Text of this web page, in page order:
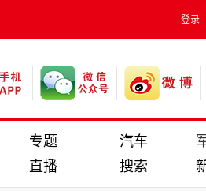
登录
专题 汽车
直播 搜索